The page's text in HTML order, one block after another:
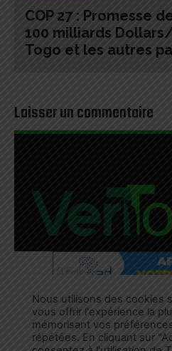
COP 27 : Promesse
100 milliards
Togo et les autres
Laisser un commentaire